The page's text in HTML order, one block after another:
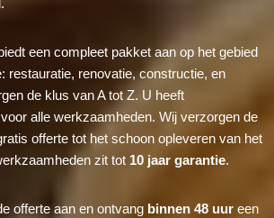
een compleet pakket aan op het gebied
restauratie, renovatie, constructie, en
de klus van A tot Z. U heeft
alle werkzaamheden. Wij verzorgen de
offerte tot het schoon opleveren van het
zit tot 10 jaar garantie.
offerte aan en ontvang binnen 48 uureen